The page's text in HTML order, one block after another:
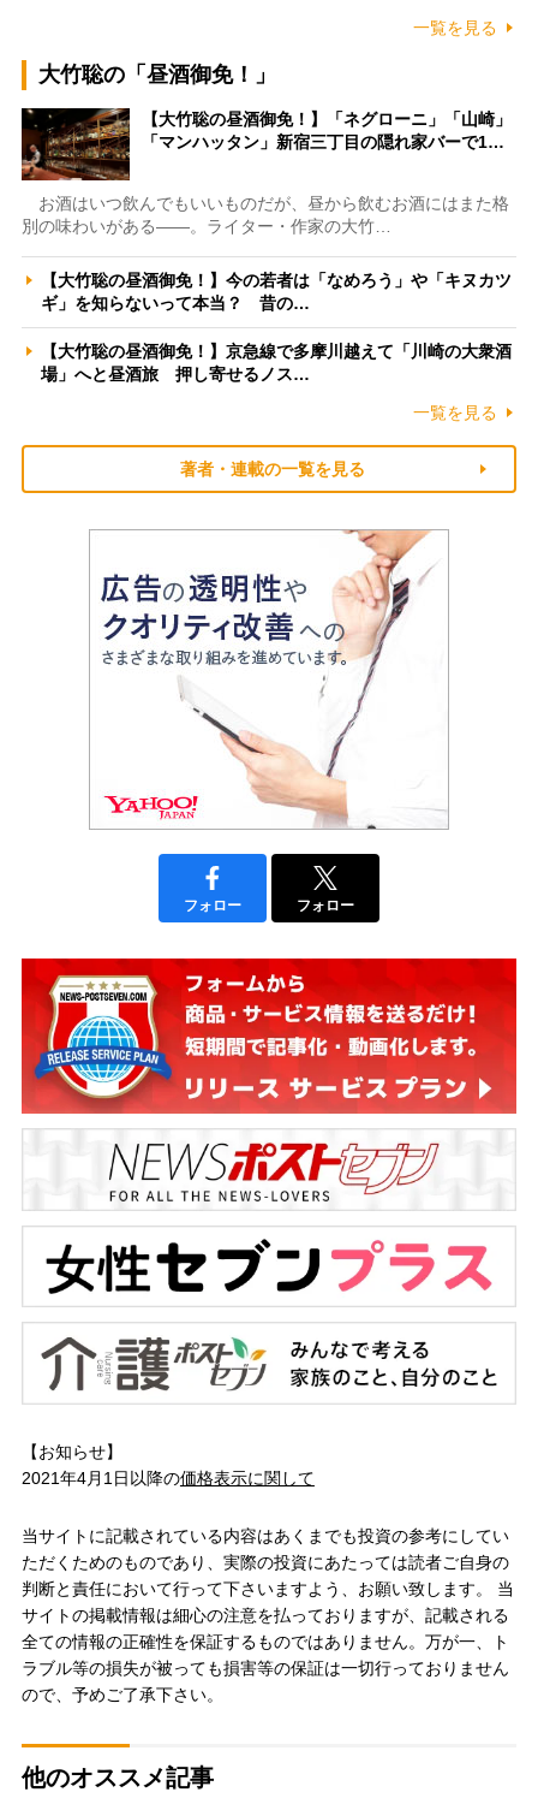
一覧を見る
大竹聡の「昼酒御免！」
【大竹聡の昼酒御免！】「ネグローニ」「山崎」
「マンハッタン」新宿三丁目の隠れ家バーで1…
お酒はいつ飲んでもいいものだが、昼から飲むお酒にはまた格
別の味わいがある――。ライター・作家の大竹…
【大竹聡の昼酒御免！】今の若者は「なめろう」や「キヌカツ
ギ」を知らないって本当？ 昔の…
【大竹聡の昼酒御免！】京急線で多摩川越えて「川崎の大衆酒
場」へと昼酒旅 押し寄せるノス…
一覧を見る
著者・連載の一覧を見る
フォロー フォロー
【お知らせ】
2021年4月1日以降の価格表示に関して
当サイトに記載されている内容はあくまでも投資の参考にしてい
ただくためのものであり、実際の投資にあたっては読者ご自身の
判断と責任において行って下さいますよう、お願い致します。 当
サイトの掲載情報は細心の注意を払っておりますが、記載される
全ての情報の正確性を保証するものではありません。万が一、ト
ラブル等の損失が被っても損害等の保証は一切行っておりません
ので、予めご了承下さい。
他のオススメ記事